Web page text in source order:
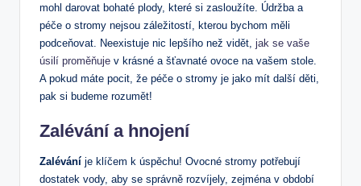
mohl darovat bohaté plody, které si zasloužíte. Údržba a
péče o stromy nejsou záležitostí, kterou bychom měli
podceňovat. Neexistuje nic lepšího než vidět, jak se vaše
úsilí proměňuje v krásné a šťavnaté ovoce na vašem stole.
A pokud máte pocit, že péče o stromy je jako mít další děti,
pak si budeme rozumět!
Zalévání a hnojení
Zalévání je klíčem k úspěchu! Ovocné stromy potřebují
dostatek vody, aby se správně rozvíjely, zejména v období